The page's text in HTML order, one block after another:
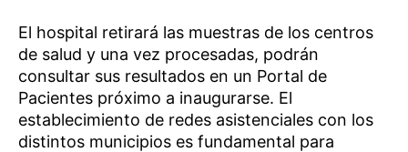
El hospital retirará las muestras de los centros
de salud y una vez procesadas, podrán
consultar sus resultados en un Portal de
Pacientes próximo a inaugurarse. El
establecimiento de redes asistenciales con los
distintos municipios es fundamental para